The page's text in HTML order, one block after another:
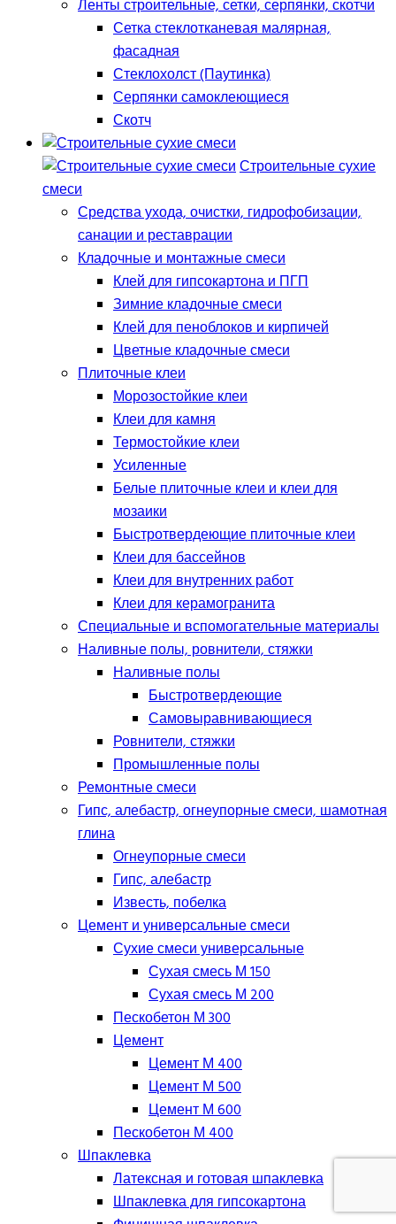
Ленты строительные, сетки, серпянки, скотчи
Сетка стеклотканевая малярная,
фасадная
Стеклохолст (Паутинка)
Серпянки самоклеющиеся
Скотч
Строительные сухие
смеси
Средства ухода, очистки, гидрофобизации,
санации и реставрации
Кладочные и монтажные смеси
Клей для гипсокартона и ПГП
Зимние кладочные смеси
Клей для пеноблоков и кирпичей
Цветные кладочные смеси
Плиточные клеи
Морозостойкие клеи
Клеи для камня
Термостойкие клеи
Усиленные
Белые плиточные клеи и клеи для
мозаики
Быстротвердеющие плиточные клеи
Клеи для бассейнов
Клеи для внутренних работ
Клеи для керамогранита
Специальные и вспомогательные материалы
Наливные полы, ровнители, стяжки
Наливные полы
Быстротвердеющие
Самовыравнивающиеся
Ровнители, стяжки
Промышленные полы
Ремонтные смеси
Гипс, алебастр, огнеупорные смеси, шамотная
глина
Огнеупорные смеси
Гипс, алебастр
Известь, побелка
Цемент и универсальные смеси
Сухие смеси универсальные
Сухая смесь М 150
Сухая смесь М 200
Пескобетон М 300
Цемент
Цемент М 400
Цемент М 500
Цемент М 600
Пескобетон М 400
Шпаклевка
Латексная и готовая шпаклевка
Шпаклевка для гипсокартона